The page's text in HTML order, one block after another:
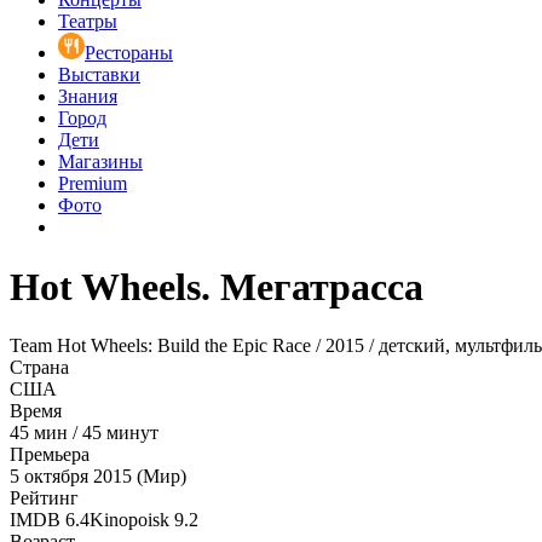
Театры
Рестораны
Выставки
Знания
Город
Дети
Магазины
Premium
Фото
Hot Wheels. Мегатрасса
Team Hot Wheels: Build the Epic Race / 2015 / детский,
Страна
США
Время
45 мин /45 минут
Премьера
5 октября 2015 (Мир)
Рейтинг
IMDB 6.4Kinopoisk 9.2